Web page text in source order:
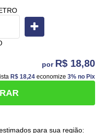
por R$ 18,80
R$ 18,24 economize 3% no Pix
para sua região: